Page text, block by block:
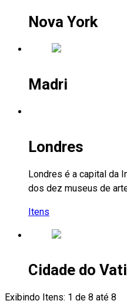
Nova York
Madri
Londres
Londres é a capital da
dos dez museus de
Itens
Cidade do
Exibindo Itens: 1 de 8 até 8